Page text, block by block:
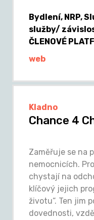
Bydlení, NRP,
služby/
ČLENOVÉ
web
Kladno
Chance 4
Zaměřuje se na
nemocnicích.
chystají na
klíčový jejich
životu“. Ten jim
dovednosti,